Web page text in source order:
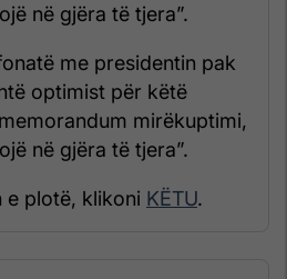
në gjëra të tjera”.
me presidentin pak
optimist për këtë
mirëkuptimi,
në gjëra të tjera”.
e plotë, klikoni KËTU.